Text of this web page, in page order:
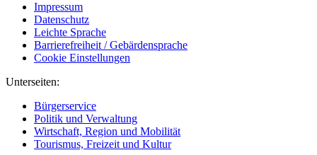
Impressum
Datenschutz
Leichte Sprache
Barrierefreiheit / Gebärdensprache
Cookie Einstellungen
Unterseiten:
Bürgerservice
Politik und Verwaltung
Wirtschaft, Region und Mobilität
Tourismus, Freizeit und Kultur